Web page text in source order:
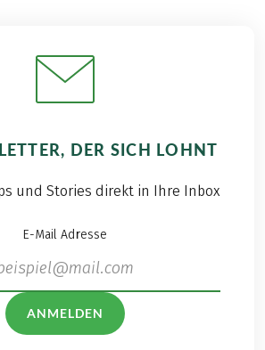
DER SICH LOHNT
und Stories direkt in Ihre Inbox
E-Mail Adresse
ANMELDEN